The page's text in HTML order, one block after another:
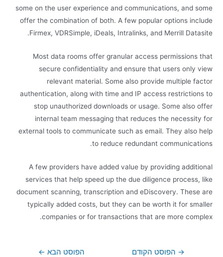
some on the user experience and communications, and some
offer the combination of both. A few popular options include
Firmex, VDRSimple, iDeals, Intralinks, and Merrill Datasite.
Most data rooms offer granular access permissions that
secure confidentiality and ensure that users only view
relevant material. Some also provide multiple factor
authentication, along with time and IP access restrictions to
stop unauthorized downloads or usage. Some also offer
internal team messaging that reduces the necessity for
external tools to communicate such as email. They also help
to reduce redundant communications.
A few providers have added value by providing additional
services that help speed up the due diligence process, like
document scanning, transcription and eDiscovery. These are
typically added costs, but they can be worth it for smaller
companies or for transactions that are more complex.
→ הפוסט הקודם הפוסט הבא ←